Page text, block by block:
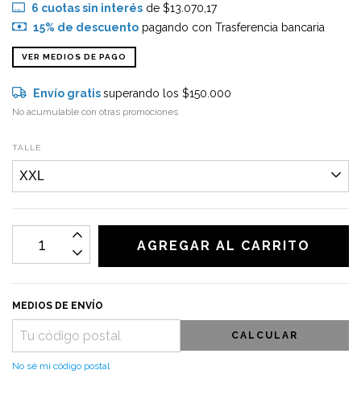
6 cuotas sin interésde $13.070,17
15% de descuentopagando con Trasferencia bancaria
VER MEDIOS DE PAGO
Envío gratissuperando los $150.000
No acumulable con otras promociones
TALLE
MEDIOS DE ENVÍO
CALCULAR
No sé mi código postal